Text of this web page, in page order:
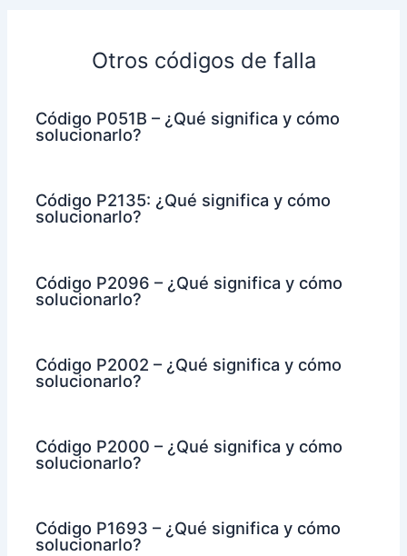
Otros códigos de falla
Código P051B – ¿Qué significa y cómo
solucionarlo?
Código P2135: ¿Qué significa y cómo
solucionarlo?
Código P2096 – ¿Qué significa y cómo
solucionarlo?
Código P2002 – ¿Qué significa y cómo
solucionarlo?
Código P2000 – ¿Qué significa y cómo
solucionarlo?
Código P1693 – ¿Qué significa y cómo
solucionarlo?